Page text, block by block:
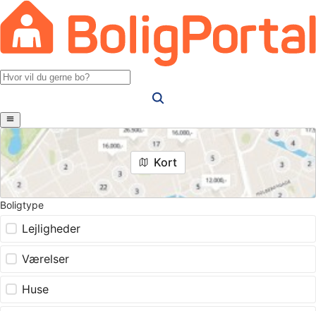
Kort
Boligtype
Lejligheder
Værelser
Huse